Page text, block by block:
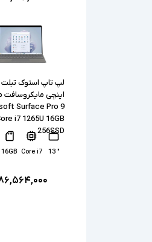
اینچی مایکروسافت
Surface Pro 9
i7 1265U 16GB
256SSD
" 13
Core i7
16GB